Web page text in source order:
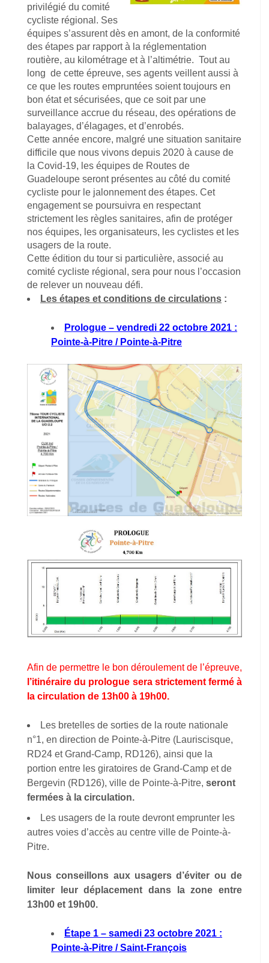
privilégié du comité
cycliste régional. Ses
équipes s’assurent dès en amont, de la conformité
des étapes par rapport à la réglementation
routière, au kilométrage et à l’altimétrie. Tout au
long de cette épreuve, ses agents veillent aussi à
ce que les routes empruntées soient toujours en
bon état et sécurisées, que ce soit par une
surveillance accrue du réseau, des opérations de
balayages, d’élagages, et d’enrobés.
Cette année encore, malgré une situation sanitaire
difficile que nous vivons depuis 2020 à cause de
la Covid-19, les équipes de Routes de
Guadeloupe seront présentes au côté du comité
cycliste pour le jalonnement des étapes. Cet
engagement se poursuivra en respectant
strictement les règles sanitaires, afin de protéger
nos équipes, les organisateurs, les cyclistes et les
usagers de la route.
Cette édition du tour si particulière, associé au
comité cycliste régional, sera pour nous l’occasion
de relever un nouveau défi.
Les étapes et conditions de circulations :
Prologue – vendredi 22 octobre 2021 :
Pointe-à-Pitre / Pointe-à-Pitre
Afin de permettre le bon déroulement de l’épreuve,
l’itinéraire du prologue sera strictement fermé à
la circulation de 13h00 à 19h00.
Les bretelles de sorties de la route nationale
n°1, en direction de Pointe-à-Pitre (Lauriscisque,
RD24 et Grand-Camp, RD126), ainsi que la
portion entre les giratoires de Grand-Camp et de
Bergevin (RD126), ville de Pointe-à-Pitre, seront
fermées à la circulation.
Les usagers de la route devront emprunter les
autres voies d’accès au centre ville de Pointe-à-
Pitre.
Nous conseillons aux usagers d’éviter ou de
limiter leur déplacement dans la zone entre
13h00 et 19h00.
Étape 1 – samedi 23 octobre 2021 :
Pointe-à-Pitre / Saint-François